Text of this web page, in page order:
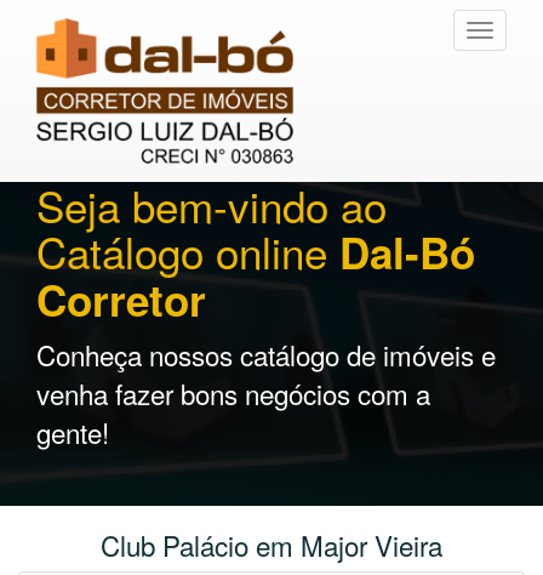
Toggle
Seja bem-vindo ao
Catálogo online Dal-Bó
Corretor
Conheça nossos catálogo de imóveis e
venha fazer bons negócios com a
gente!
Club Palácio em Major Vieira